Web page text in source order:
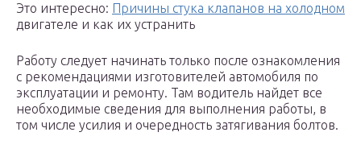
Это интересно: Причины стука клапанов на холодном
двигателе и как их устранить
Работу следует начинать только после ознакомления
с рекомендациями изготовителей автомобиля по
эксплуатации и ремонту. Там водитель найдет все
необходимые сведения для выполнения работы, в
том числе усилия и очередность затягивания болтов.